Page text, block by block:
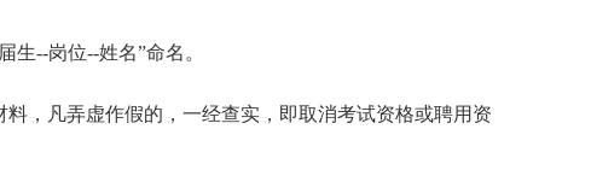
生--岗位--姓名”命名。
，凡弄虚作假的，一经查实，即取消考试资格或聘用资